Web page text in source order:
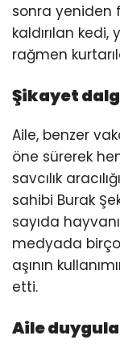
sonra yeniden
kaldırılan
rağmen
Şikayet
Aile, benzer
öne sürerek
savcılık
sahibi Burak
sayıda
medyada
aşının
etti.
Aile